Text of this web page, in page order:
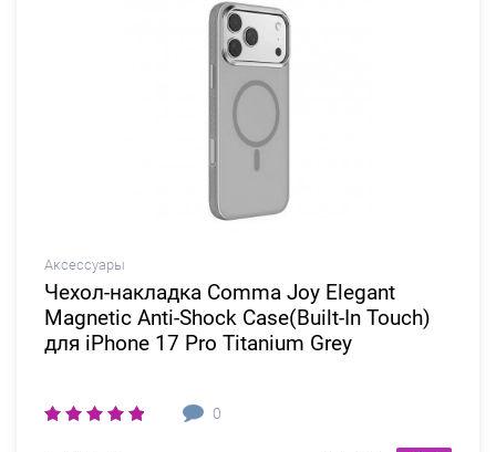
Аксессуары
Чехол-накладка Comma Joy Elegant
Magnetic Anti-Shock Case(Built-In Touch)
для iPhone 17 Pro Titanium Grey
0